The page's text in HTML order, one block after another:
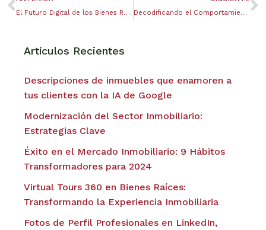
El Futuro Digital de los Bienes Raíces: La Transformación Tecnológica del Mercado Inmobiliario Decodificando el Comportamiento del Comprador: Entendiendo lo que Realmente Buscan en Propiedades Inmobiliarias
Artículos Recientes
Descripciones de inmuebles que enamoren a
tus clientes con la IA de Google
Modernización del Sector Inmobiliario:
Estrategias Clave
Éxito en el Mercado Inmobiliario: 9 Hábitos
Transformadores para 2024
Virtual Tours 360 en Bienes Raíces:
Transformando la Experiencia Inmobiliaria
Fotos de Perfil Profesionales en LinkedIn,